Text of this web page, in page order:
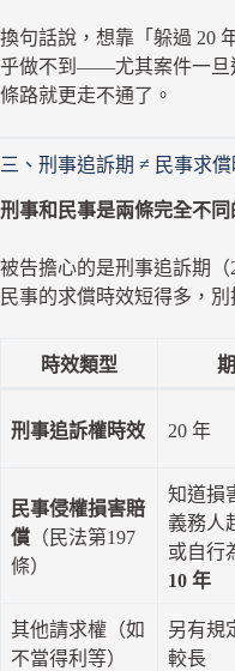
換句話說，想靠「躲過 20
乎做不到——尤其案件一旦
條路就更走不通了。
三、刑事追訴期 ≠ 民事求
刑事和民事是兩條完全不
被告擔心的是刑事追訴期（
民事的求償時效短得多，別
時效類型
刑事追訴權時效 20 年
民事侵權損害賠
償 （民法第197
條）
知道損
義務人
或自行
10 年
其他請求權（如
不當得利等）
另有規
較長